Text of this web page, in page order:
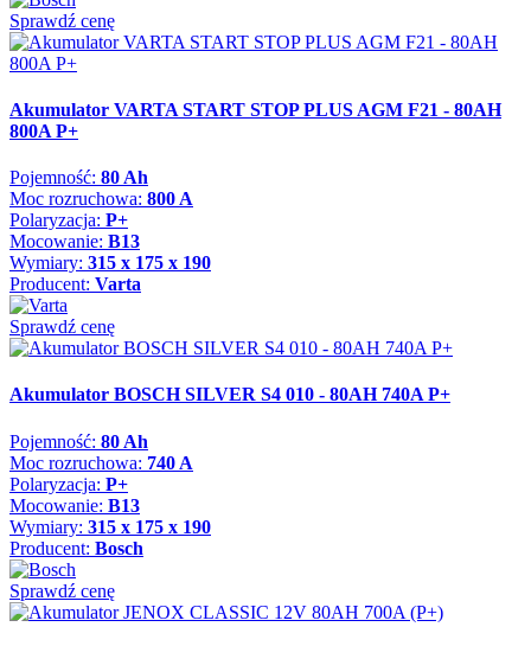
Sprawdź cenę
Akumulator VARTA START STOP PLUS AGM F21 - 80AH
800A P+
Pojemność: 80 Ah
Moc rozruchowa: 800 A
Polaryzacja: P+
Mocowanie: B13
Wymiary: 315 x 175 x 190
Producent: Varta
Sprawdź cenę
Akumulator BOSCH SILVER S4 010 - 80AH 740A P+
Pojemność: 80 Ah
Moc rozruchowa: 740 A
Polaryzacja: P+
Mocowanie: B13
Wymiary: 315 x 175 x 190
Producent: Bosch
Sprawdź cenę